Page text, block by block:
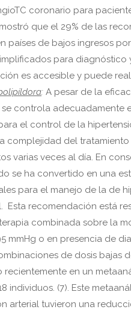
coronario para
que el 29% de las
países de bajos ingresos
para diagnóstico
es accesible y puede
: A pesar de la
controla adecuadamente
el control de la
complejidad del
varias veces al día. En
se ha convertido en una
para el manejo de la de
Esta recomendación está
combinada sobre la
mmHg o en presencia de
de dosis bajas
recientemente en un
individuos. (7). Este
arterial tuvieron una